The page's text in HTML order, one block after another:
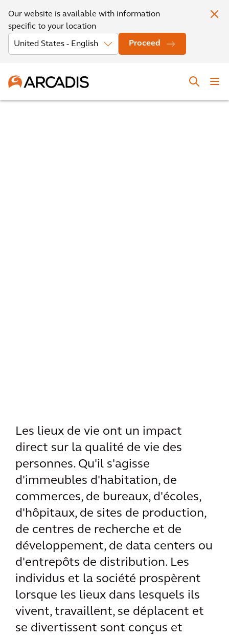
Our website is available with information
specific to your location
Proceed
Les lieux de vie ont un impact
direct sur la qualité de vie des
personnes. Qu'il s'agisse
d'immeubles d'habitation, de
commerces, de bureaux, d'écoles,
d'hôpitaux, de sites de production,
de centres de recherche et de
développement, de data centers ou
d'entrepôts de distribution. Les
individus et la société prospèrent
lorsque les lieux dans lesquels ils
vivent, travaillent, se déplacent et
se divertissent sont conçus et